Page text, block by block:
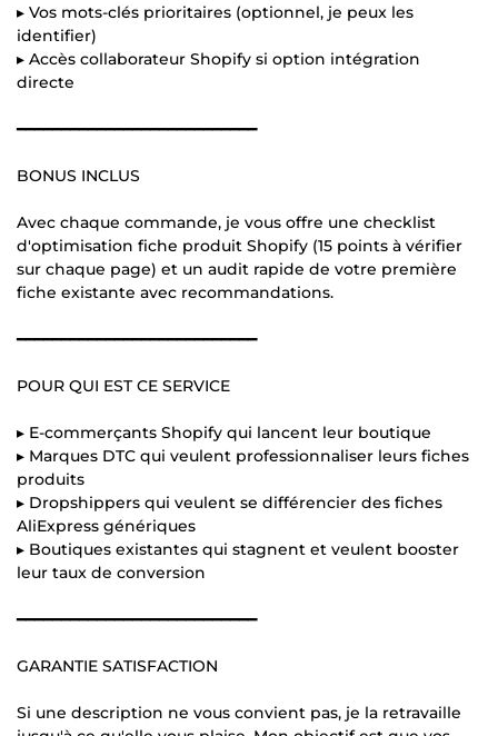
▸ Vos mots-clés prioritaires (optionnel, je peux les
identifier)
▸ Accès collaborateur Shopify si option intégration
directe
━━━━━━━━━━━━━━━━━━━━━━━━━━━
BONUS INCLUS
Avec chaque commande, je vous offre une checklist
d'optimisation fiche produit Shopify (15 points à vérifier
sur chaque page) et un audit rapide de votre première
fiche existante avec recommandations.
━━━━━━━━━━━━━━━━━━━━━━━━━━━
POUR QUI EST CE SERVICE
▸ E-commerçants Shopify qui lancent leur boutique
▸ Marques DTC qui veulent professionnaliser leurs fiches
produits
▸ Dropshippers qui veulent se différencier des fiches
AliExpress génériques
▸ Boutiques existantes qui stagnent et veulent booster
leur taux de conversion
━━━━━━━━━━━━━━━━━━━━━━━━━━━
GARANTIE SATISFACTION
Si une description ne vous convient pas, je la retravaille